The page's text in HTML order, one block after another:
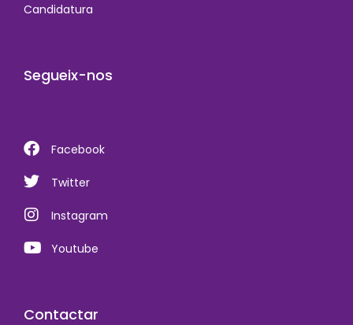
Candidatura
Segueix-nos
Facebook
Twitter
Instagram
Youtube
Contactar